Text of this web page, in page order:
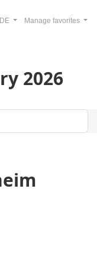
2026
Manage favorites
DE